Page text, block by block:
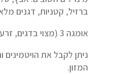
ברזיל, קטניות, דגנים
אומגה 3 (מצוי בדגים, זרעי פשתן, זרעי צ'יה)
ניתן לקבל את הויטמינים
המזון.